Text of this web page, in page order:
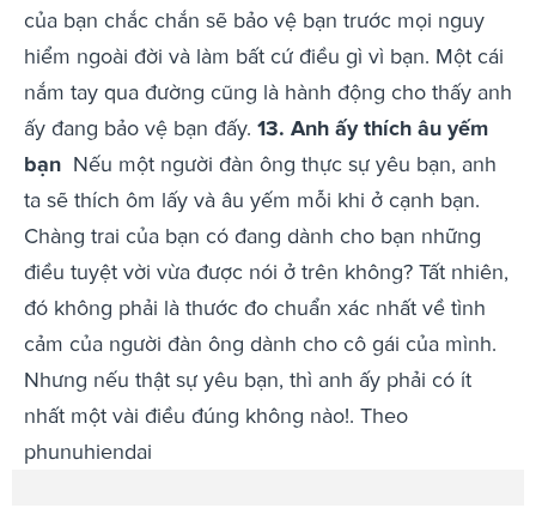
của bạn chắc chắn sẽ bảo vệ bạn trước mọi nguy
hiểm ngoài đời và làm bất cứ điều gì vì bạn. Một cái
nắm tay qua đường cũng là hành động cho thấy anh
ấy đang bảo vệ bạn đấy. 13. Anh ấy thích âu yếm
bạn Nếu một người đàn ông thực sự yêu bạn, anh
ta sẽ thích ôm lấy và âu yếm mỗi khi ở cạnh bạn.
Chàng trai của bạn có đang dành cho bạn những
điều tuyệt vời vừa được nói ở trên không? Tất nhiên,
đó không phải là thước đo chuẩn xác nhất về tình
cảm của người đàn ông dành cho cô gái của mình.
Nhưng nếu thật sự yêu bạn, thì anh ấy phải có ít
nhất một vài điều đúng không nào!. Theo
phunuhiendai